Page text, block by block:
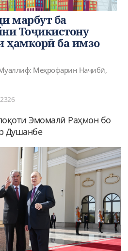
марбут ба
Тоҷикистону
ҳамкорӣ ба имзо
Меҳрофарин Наҷибӣ,
2326
Эмомалӣ Раҳмон бо
Душанбе